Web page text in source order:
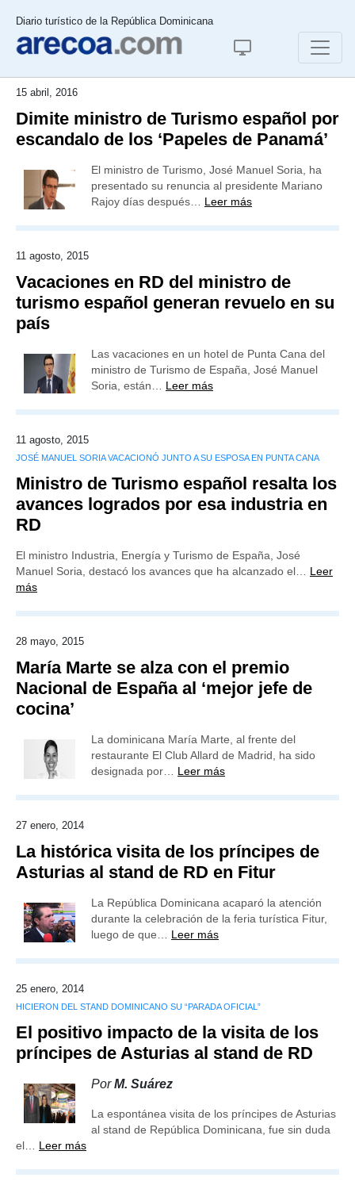
Diario turístico de la República Dominicana
15 abril, 2016
Dimite ministro de Turismo español por
escandalo de los ‘Papeles de Panamá’
El ministro de Turismo, José Manuel Soria, ha
presentado su renuncia al presidente Mariano
Rajoy días después… Leer más
11 agosto, 2015
Vacaciones en RD del ministro de
turismo español generan revuelo en su
país
Las vacaciones en un hotel de Punta Cana del
ministro de Turismo de España, José Manuel
Soria, están… Leer más
11 agosto, 2015
JOSÉ MANUEL SORIA VACACIONÓ JUNTO A SU ESPOSA EN PUNTA CANA
Ministro de Turismo español resalta los
avances logrados por esa industria en
RD
El ministro Industria, Energía y Turismo de España, José
Manuel Soria, destacó los avances que ha alcanzado el… Leer
más
28 mayo, 2015
María Marte se alza con el premio
Nacional de España al ‘mejor jefe de
cocina’
La dominicana María Marte, al frente del
restaurante El Club Allard de Madrid, ha sido
designada por… Leer más
27 enero, 2014
La histórica visita de los príncipes de
Asturias al stand de RD en Fitur
La República Dominicana acaparó la atención
durante la celebración de la feria turística Fitur,
luego de que… Leer más
25 enero, 2014
HICIERON DEL STAND DOMINICANO SU “PARADA OFICIAL”
El positivo impacto de la visita de los
príncipes de Asturias al stand de RD
PorM. Suárez
La espontánea visita de los príncipes de Asturias
al stand de República Dominicana, fue sin duda
el… Leer más